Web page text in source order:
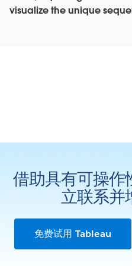
visualize the unique
借助具有可操作
立联系并
免费试用 Tableau